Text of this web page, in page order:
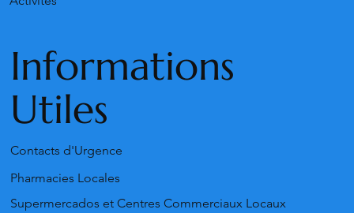
Informations
Utiles
Contacts d'Urgence
Pharmacies Locales
Supermercados et Centres Commerciaux Locaux